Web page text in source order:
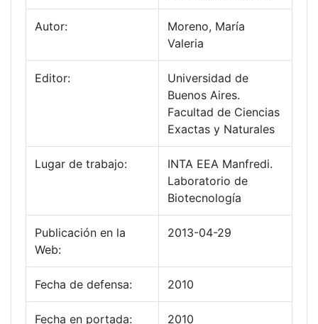
Autor:
Moreno, María
Valeria
Editor:
Universidad de
Buenos Aires.
Facultad de Ciencias
Exactas y Naturales
Lugar de trabajo:
INTA EEA Manfredi.
Laboratorio de
Biotecnología
Publicación en la
Web:
2013-04-29
Fecha de defensa: 2010
Fecha en portada: 2010